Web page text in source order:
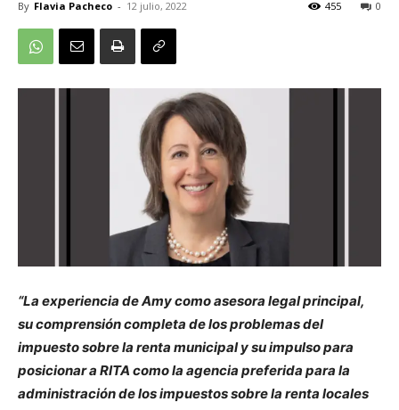
By Flavia Pacheco - 12 julio, 2022 0
455
“La experiencia de Amy como asesora legal principal,
su comprensión completa de los problemas del
impuesto sobre la renta municipal y su impulso para
posicionar a RITA como la agencia preferida para la
administración de los impuestos sobre la renta locales